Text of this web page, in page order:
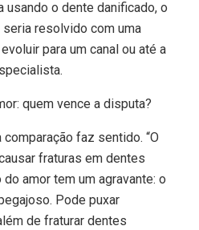
usando o dente danificado, o
resolvido com uma
para um canal ou até a
quem vence a disputa?
faz sentido. “O
fraturas em dentes
amor tem um agravante: o
Pode puxar
de fraturar dentes